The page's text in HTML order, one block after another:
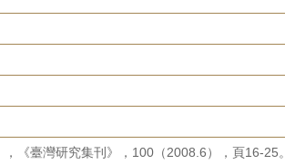
《臺灣研究集刊》，100（2008.6），頁16-25。